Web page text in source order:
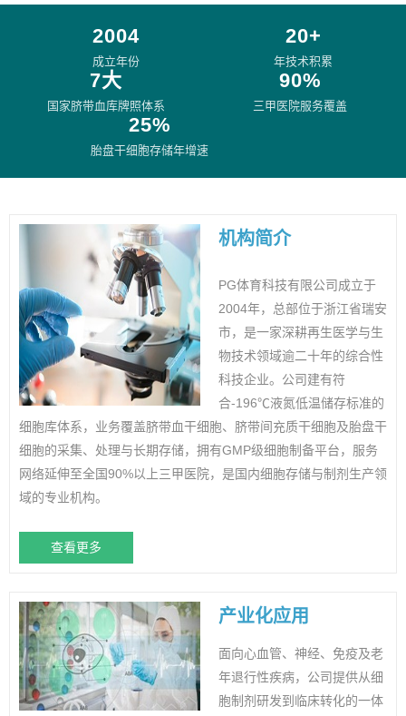
2004
成立年份
20+
年技术积累
7大
国家脐带血库牌照体系
90%
三甲医院服务覆盖
25%
胎盘干细胞存储年增速
机构简介
PG体育科技有限公司成立于
2004年，总部位于浙江省瑞安
市，是一家深耕再生医学与生
物技术领域逾二十年的综合性
科技企业。公司建有符
合-196℃液氮低温储存标准的
细胞库体系，业务覆盖脐带血干细胞、脐带间充质干细胞及胎盘干
细胞的采集、处理与长期存储，拥有GMP级细胞制备平台，服务
网络延伸至全国90%以上三甲医院，是国内细胞存储与制剂生产领
域的专业机构。
查看更多
产业化应用
面向心血管、神经、免疫及老
年退行性疾病，公司提供从细
胞制剂研发到临床转化的一体